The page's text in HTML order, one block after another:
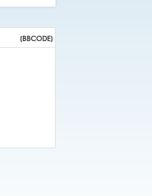
[BBCODE]